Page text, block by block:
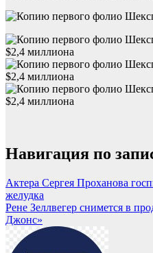
Навигация по
Актера Сергея Проханова
желудка
Рене Зеллвегер снимется в
Джонс»